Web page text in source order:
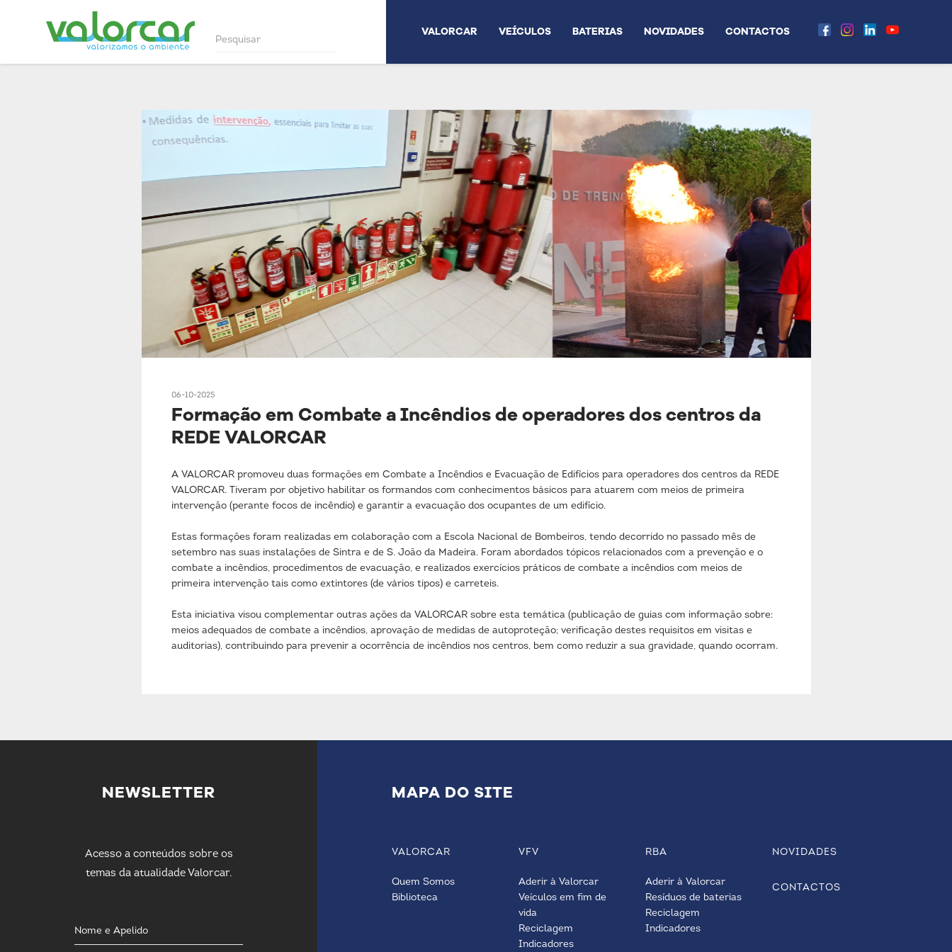
VALORCAR VEÍCULOS BATERIAS NOVIDADES CONTACTOS
06-10-2025
Formação em Combate a Incêndios de operadores dos centros da
REDE VALORCAR
A VALORCAR promoveu duas formações em Combate a Incêndios e Evacuação de Edifícios para operadores dos centros da REDE
VALORCAR. Tiveram por objetivo habilitar os formandos com conhecimentos básicos para atuarem com meios de primeira
intervenção (perante focos de incêndio) e garantir a evacuação dos ocupantes de um edifício.
Estas formações foram realizadas em colaboração com a Escola Nacional de Bombeiros, tendo decorrido no passado mês de
setembro nas suas instalações de Sintra e de S. João da Madeira. Foram abordados tópicos relacionados com a prevenção e o
combate a incêndios, procedimentos de evacuação, e realizados exercícios práticos de combate a incêndios com meios de
primeira intervenção tais como extintores (de vários tipos) e carreteis.
Esta iniciativa visou complementar outras ações da VALORCAR sobre esta temática (publicação de guias com informação sobre:
meios adequados de combate a incêndios, aprovação de medidas de autoproteção; verificação destes requisitos em visitas e
auditorias), contribuindo para prevenir a ocorrência de incêndios nos centros, bem como reduzir a sua gravidade, quando ocorram.
NEWSLETTER
Acesso a conteúdos sobre os
temas da atualidade Valorcar.
MAPA DO SITE
VALORCAR
Quem Somos
Biblioteca
VFV
Aderir à Valorcar
Veículos em fim de
vida
Reciclagem
Indicadores
RBA
Aderir à Valorcar
Resíduos de baterias
Reciclagem
Indicadores
NOVIDADES
CONTACTOS